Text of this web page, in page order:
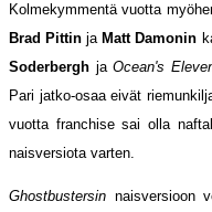
Kolmekymmentä vuotta
Brad Pittinja Matt Damonin
Soderbergh jaOcean's
Pari jatko-osaa eivät
vuotta franchise sai olla
naisversiota varten.
Ghostbustersin naisversioon